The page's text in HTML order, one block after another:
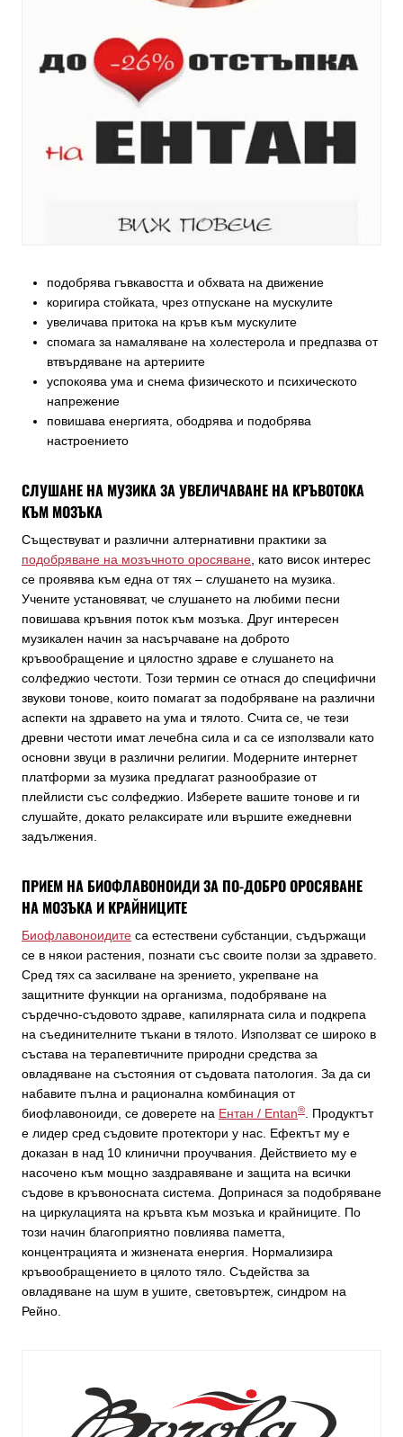
подобрява гъвкавостта и обхвата на движение
коригира стойката, чрез отпускане на мускулите
увеличава притока на кръв към мускулите
спомага за намаляване на холестерола и предпазва от
втвърдяване на артериите
успокоява ума и снема физическото и психическото
напрежение
повишава енергията, ободрява и подобрява
настроението
СЛУШАНЕ НА МУЗИКА ЗА УВЕЛИЧАВАНЕ НА КРЪВОТОКА
КЪМ МОЗЪКА
Съществуват и различни алтернативни практики за
подобряване на мозъчното оросяване , като висок интерес
се проявява към една от тях – слушането на музика.
Учените установяват, че слушането на любими песни
повишава кръвния поток към мозъка. Друг интересен
музикален начин за насърчаване на доброто
кръвообращение и цялостно здраве е слушането на
солфеджио честоти. Този термин се отнася до специфични
звукови тонове, които помагат за подобряване на различни
аспекти на здравето на ума и тялото. Счита се, че тези
древни честоти имат лечебна сила и са се използвали като
основни звуци в различни религии. Модерните интернет
платформи за музика предлагат разнообразие от
плейлисти със солфеджио. Изберете вашите тонове и ги
слушайте, докато релаксирате или вършите ежедневни
задължения.
ПРИЕМ НА БИОФЛАВОНОИДИ ЗА ПО-ДОБРО ОРОСЯВАНЕ
НА МОЗЪКА И КРАЙНИЦИТЕ
Биофлавоноидите са естествени субстанции, съдържащи
се в някои растения, познати със своите ползи за здравето.
Сред тях са засилване на зрението, укрепване на
защитните функции на организма, подобряване на
сърдечно-съдовото здраве, капилярната сила и подкрепа
на съединителните тъкани в тялото. Използват се широко в
състава на терапевтичните природни средства за
овладяване на състояния от съдовата патология. За да си
набавите пълна и рационална комбинация от
биофлавоноиди, се доверете на Ентан / Entan®
. Продуктът
е лидер сред съдовите протектори у нас. Ефектът му е
доказан в над 10 клинични проучвания. Действието му е
насочено към мощно заздравяване и защита на всички
съдове в кръвоносната система. Допринася за подобряване
на циркулацията на кръвта към мозъка и крайниците. По
този начин благоприятно повлиява паметта,
концентрацията и жизнената енергия. Нормализира
кръвообращението в цялото тяло. Съдейства за
овладяване на шум в ушите, световъртеж, синдром на
Рейно.